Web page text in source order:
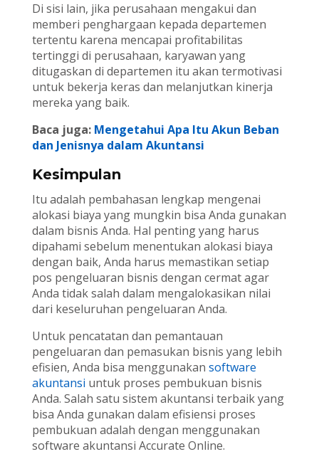
Di sisi lain, jika perusahaan mengakui dan
memberi penghargaan kepada departemen
tertentu karena mencapai profitabilitas
tertinggi di perusahaan, karyawan yang
ditugaskan di departemen itu akan termotivasi
untuk bekerja keras dan melanjutkan kinerja
mereka yang baik.
Baca juga: Mengetahui Apa Itu Akun Beban
dan Jenisnya dalam Akuntansi
Kesimpulan
Itu adalah pembahasan lengkap mengenai
alokasi biaya yang mungkin bisa Anda gunakan
dalam bisnis Anda. Hal penting yang harus
dipahami sebelum menentukan alokasi biaya
dengan baik, Anda harus memastikan setiap
pos pengeluaran bisnis dengan cermat agar
Anda tidak salah dalam mengalokasikan nilai
dari keseluruhan pengeluaran Anda.
Untuk pencatatan dan pemantauan
pengeluaran dan pemasukan bisnis yang lebih
efisien, Anda bisa menggunakan software
akuntansi untuk proses pembukuan bisnis
Anda. Salah satu sistem akuntansi terbaik yang
bisa Anda gunakan dalam efisiensi proses
pembukuan adalah dengan menggunakan
software akuntansi Accurate Online.